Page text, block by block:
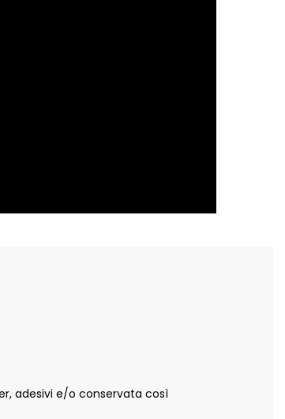
adesivi e/o conservata così